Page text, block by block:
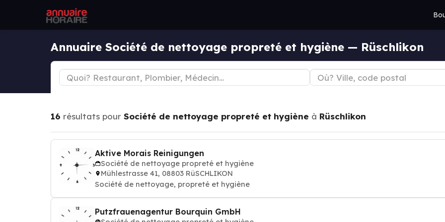
Annuaire Société de nettoyage propreté et hygiène — Rüschlikon
16 résultats pour Société de nettoyage propreté et hygiène à Rüschlikon
Aktive Morais Reinigungen
Société de nettoyage propreté et hygiène
Mühlestrasse 41, 08803 RüSCHLIKON
Société de nettoyage, propreté et hygiène
Putzfrauenagentur Bourquin GmbH